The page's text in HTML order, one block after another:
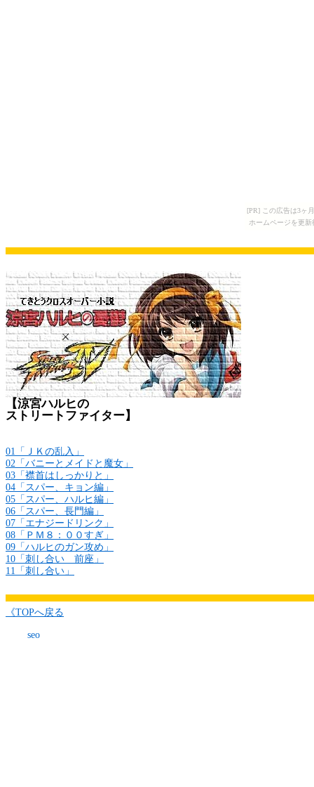
[PR] この広告は3ヶ
ホームページを更
【涼宮ハルヒの
ストリートファイター】
01「ＪＫの乱入」
02「バニーとメイドと魔女」
03「襟首はしっかりと」
04「スパー、キョン編」
05「スパー、ハルヒ編」
06「スパー、長門編」
07「エナジードリンク」
08「ＰＭ８：００すぎ」
09「ハルヒのガン攻め」
10「刺し合い 前座」
11「刺し合い」
《TOPへ戻る